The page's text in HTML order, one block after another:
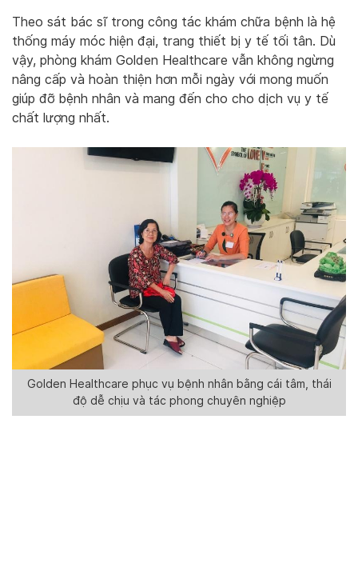
Theo sát bác sĩ trong công tác khám chữa bệnh là hệ
thống máy móc hiện đại, trang thiết bị y tế tối tân. Dù
vậy, phòng khám Golden Healthcare vẫn không ngừng
nâng cấp và hoàn thiện hơn mỗi ngày với mong muốn
giúp đỡ bệnh nhân và mang đến cho cho dịch vụ y tế
chất lượng nhất.
Golden Healthcare phục vụ bệnh nhân bằng cái tâm, thái
độ dễ chịu và tác phong chuyên nghiệp